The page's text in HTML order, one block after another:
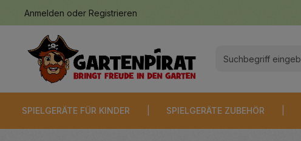
Zur Hauptnavigation springen
Anmelden oder Registrieren
SPIELGERÄTE FÜR KINDER SPIELGERÄTE ZUBEHÖR